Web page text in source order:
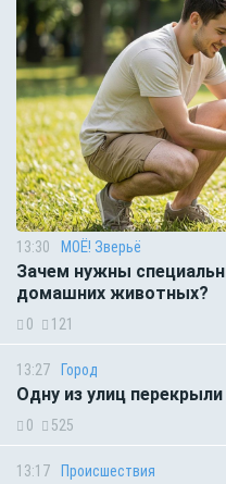
13:30 МОЁ! Зверьё
Зачем нужны
домашних животных?
0 121
13:27 Город
Одну из улиц
0 525
13:17 Происшествия